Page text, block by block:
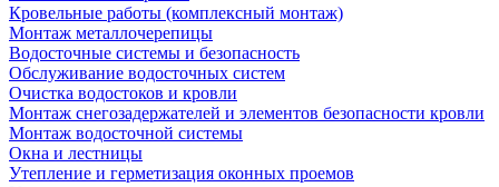
Кровельные работы (комплексный монтаж)
Монтаж металлочерепицы
Водосточные системы и безопасность
Обслуживание водосточных систем
Очистка водостоков и кровли
Монтаж снегозадержателей и элементов безопасности кровли
Монтаж водосточной системы
Окна и лестницы
Утепление и герметизация оконных проемов